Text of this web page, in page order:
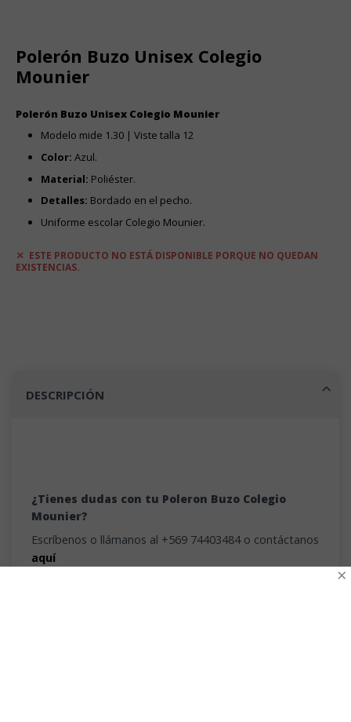
Polerón Buzo Unisex Colegio
Mounier
Polerón Buzo Unisex Colegio Mounier
Modelo mide 1.30 | Viste talla 12
Color: Azul.
Material: Poliéster.
Detalles: Bordado en el pecho.
Uniforme escolar Colegio Mounier.
ESTE PRODUCTO NO ESTÁ DISPONIBLE PORQUE NO QUEDAN
EXISTENCIAS.
DESCRIPCIÓN
¿Tienes dudas con tu Poleron Buzo Colegio
Mounier?
Escríbenos o llámanos al +569 74403484 o contáctanos
aquí
×